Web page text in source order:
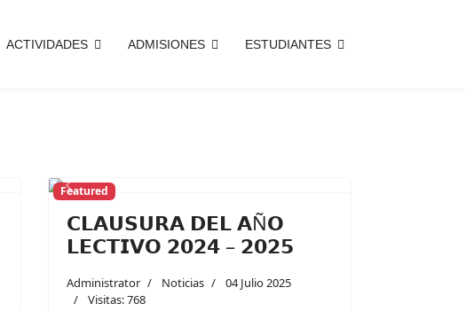
ACTIVIDADES ADMISIONES ESTUDIANTES
Previous
Featured
𝗖𝗟𝗔𝗨𝗦𝗨𝗥𝗔 𝗗𝗘𝗟 𝗔Ñ𝗢
𝗟𝗘𝗖𝗧𝗜𝗩𝗢 𝟮𝟬𝟮𝟰 – 𝟮𝟬𝟮𝟱
Administrator Noticias
04 Julio 2025
Visitas: 768